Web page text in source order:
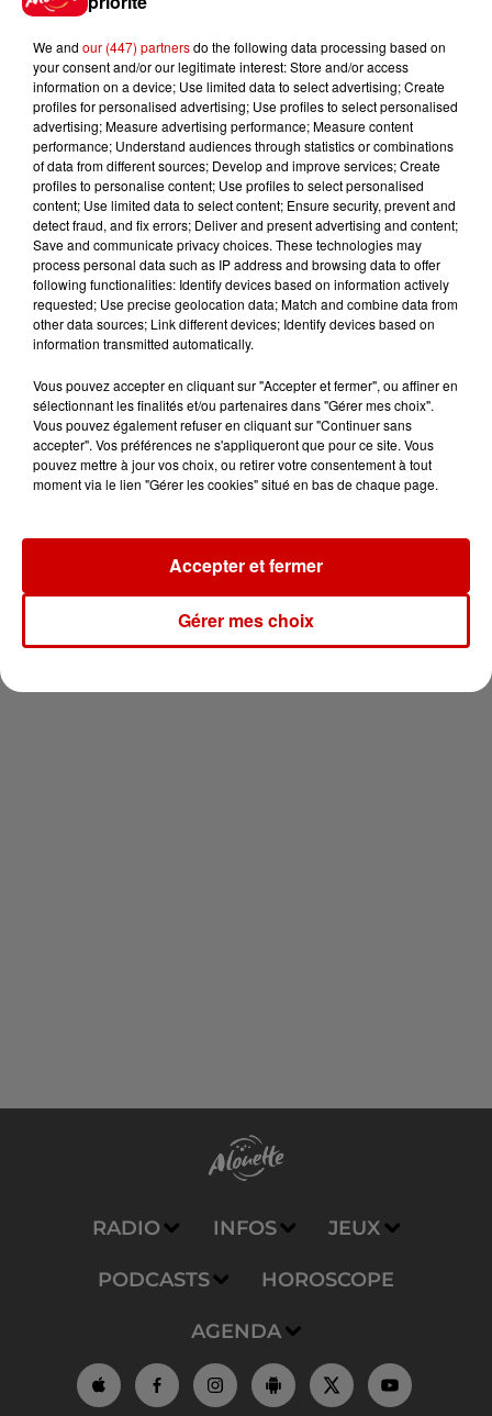
Le Duel - Gagnez vos entrées
pour l'un des zoos de nos
régions !
Destination Vacances - Gagnez
votre séjour en famille au cœur
de la...
Destination Vacances : inscrivez-
vous !
Newsletter
RADIO INFOS JEUX
PODCASTS HOROSCOPE
AGENDA
We and our (447) partnersdo the following data processing based on
your consent and/or our legitimate interest: Store and/or access
information on a device; Use limited data to select advertising; Create
profiles for personalised advertising; Use profiles to select personalised
advertising; Measure advertising performance; Measure content
performance; Understand audiences through statistics or combinations
of data from different sources; Develop and improve services; Create
profiles to personalise content; Use profiles to select personalised
content; Use limited data to select content; Ensure security, prevent and
detect fraud, and fix errors; Deliver and present advertising and content;
Save and communicate privacy choices. These technologies may
process personal data such as IP address and browsing data to offer
following functionalities: Identify devices based on information actively
requested; Use precise geolocation data; Match and combine data from
other data sources; Link different devices; Identify devices based on
information transmitted automatically.
Vous pouvez accepter en cliquant sur "Accepter et fermer", ou affiner en
sélectionnant les finalités et/ou partenaires dans "Gérer mes choix".
Vous pouvez également refuser en cliquant sur "Continuer sans
accepter". Vos préférences ne s'appliqueront que pour ce site. Vous
pouvez mettre à jour vos choix, ou retirer votre consentement à tout
moment via le lien "Gérer les cookies" situé en bas de chaque page.
Gérer mes choix
Accepter et fermer